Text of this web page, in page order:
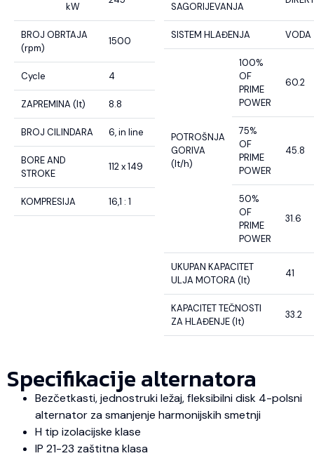
kW
BROJ OBRTAJA
(rpm)
1500
Cycle 4
ZAPREMINA (lt) 8.8
BROJ CILINDARA 6, in line
BORE AND
STROKE
112 x 149
KOMPRESIJA 16,1 : 1
SAGORIJEVANJA
SISTEM HLAĐENJA VODA
POTROŠNJA
GORIVA
(lt/h)
100%
OF
PRIME
POWER
60.2
75%
OF
PRIME
POWER
45.8
50%
OF
PRIME
POWER
31.6
UKUPAN KAPACITET
ULJA MOTORA (lt)
41
KAPACITET TEČNOSTI
ZA HLAĐENJE (lt)
33.2
Specifikacije alternatora
Bezčetkasti, jednostruki ležaj, fleksibilni disk 4-polsni
alternator za smanjenje harmonijskih smetnji
H tip izolacijske klase
IP 21-23 zaštitna klasa